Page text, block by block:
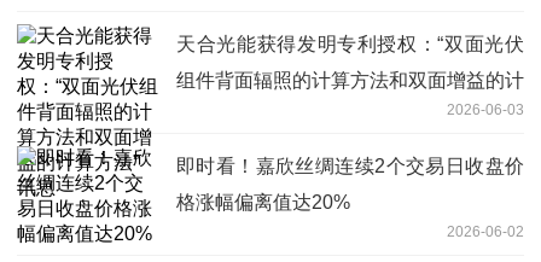
天合光能获得发明专利授权：“双面光伏
组件背面辐照的计算方法和双面增益的计
2026-06-03
即时看！嘉欣丝绸连续2个交易日收盘价
格涨幅偏离值达20%
2026-06-02